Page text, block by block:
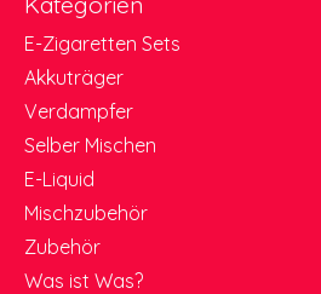
E-Zigaretten Sets
Akkuträger
Verdampfer
Selber Mischen
E-Liquid
Mischzubehör
Zubehör
Was ist Was?